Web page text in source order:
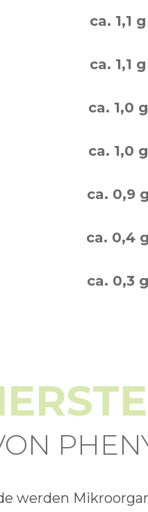
ca. 1,1 g
ca. 1,1 g
ca. 1,0 g
ca. 1,0 g
ca. 0,9 g
ca. 0,4 g
ca. 0,3 g
werden